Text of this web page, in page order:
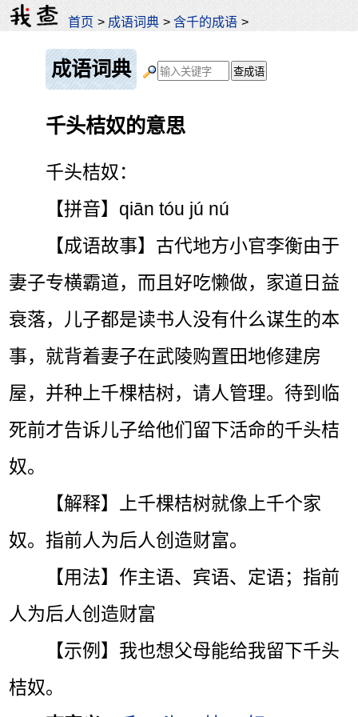
首页 > 成语词典 >含千的成语 >
成语词典
千头桔奴的意思
千头桔奴：
【拼音】qiān tóu jú nú
【成语故事】古代地方小官李衡由于
妻子专横霸道，而且好吃懒做，家道日益
衰落，儿子都是读书人没有什么谋生的本
事，就背着妻子在武陵购置田地修建房
屋，并种上千棵桔树，请人管理。待到临
死前才告诉儿子给他们留下活命的千头桔
奴。
【解释】上千棵桔树就像上千个家
奴。指前人为后人创造财富。
【用法】作主语、宾语、定语；指前
人为后人创造财富
【示例】我也想父母能给我留下千头
桔奴。